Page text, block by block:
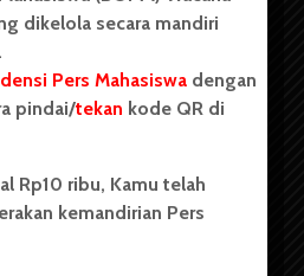
(BOPM) Wacana merupakan
di luar kampus dan dikelola
Universitas Sumatera Utara
Wacana merupakan salah satu
di Universitas Sumatera
dikelola secara mandiri
Pers Mahasiswa dengan
pindai/tekan kode QR di
Rp10 ribu, Kamu telah
kemandirian Pers